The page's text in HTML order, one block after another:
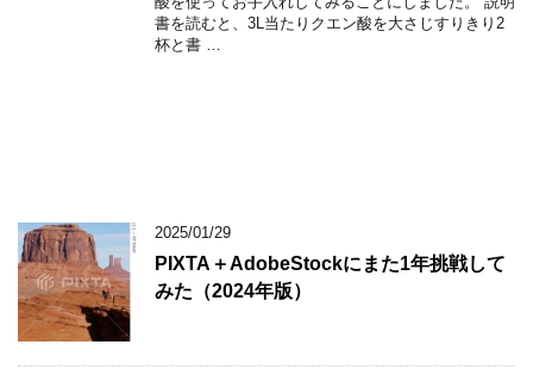
書を読むと、3L当たりクエン酸を大さじすりきり2
杯と書 …
2025/01/29
PIXTA＋AdobeStockにまた1年挑戦して
みた（2024年版）